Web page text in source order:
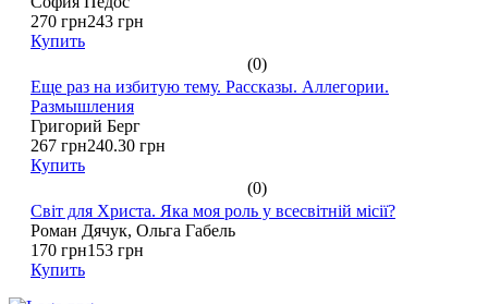
270 грн243 грн
Купить
(0)
Еще раз на избитую тему. Рассказы. Аллегории.
Размышления
Григорий Берг
267 грн240.30 грн
Купить
(0)
Світ для Христа. Яка моя роль у всесвітній місії?
Роман Дячук, Ольга Габель
170 грн153 грн
Купить